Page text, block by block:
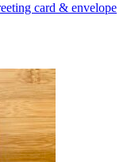
card & envelope